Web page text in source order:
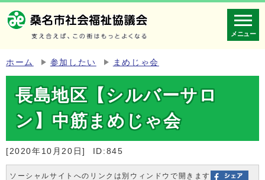
メニュー
ホーム 参加したい まめじゃ会
長島地区【シルバーサロ
ン】中筋まめじゃ会
[2020年10月20日] ID:845
ソーシャルサイトへのリンクは別ウィンドウで開きます